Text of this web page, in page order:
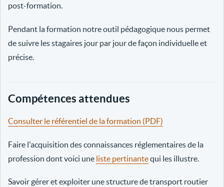
post-formation.
Pendant la formation notre outil pédagogique nous permet
de suivre les stagaires jour par jour de façon individuelle et
précise.
Compétences attendues
Consulter le référentiel de la formation (PDF)
Faire l'acquisition des connaissances réglementaires de la
profession dont voici une liste pertinantequi les illustre.
Savoir gérer et exploiter une structure de transport routier